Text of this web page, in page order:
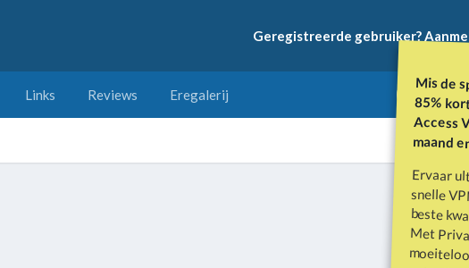
Mis de
85%
Access
maand
Ervaar
snelle
beste
Met
30
Geregistreerde gebruiker?
Links Reviews Eregalerij